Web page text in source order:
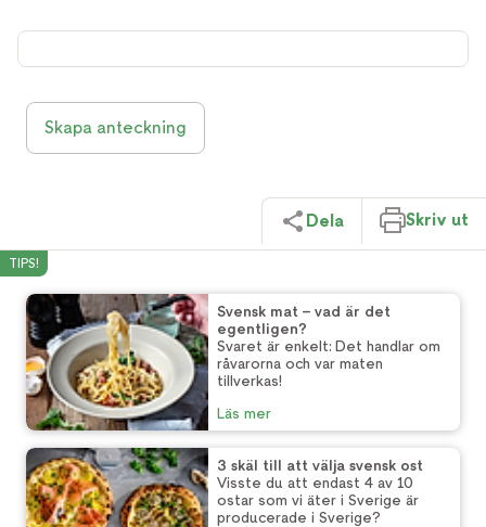
Skapa anteckning
Dela Skriv ut
TIPS!
Svensk mat – vad är det
egentligen?
Svaret är enkelt: Det handlar om
råvarorna och var maten
tillverkas!
Läs mer
3 skäl till att välja svensk ost
Visste du att endast 4 av 10
ostar som vi äter i Sverige är
producerade i Sverige?